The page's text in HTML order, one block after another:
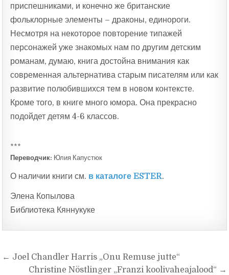
приспешниками, и конечно же британские
фольклорные элементы – драконы, единороги.
Несмотря на некоторое повторение типажей
персонажей уже знакомых нам по другим детским
романам, думаю, книга достойна внимания как
современная альтернатива старым писателям или как
развитие полюбившихся тем в новом контексте.
Кроме того, в книге много юмора. Она прекрасно
подойдет детям 4-6 классов.
***
Переводчик: Юлия Капустюк
О наличии книги см. в каталоге ESTER.
Элена Копылова
Библиотека Кяннукуке
Navigeerimine
← Joel Chandler Harris „Onu Remuse jutte“
Christine Nöstlinger „Franzi koolivaheajalood“ →